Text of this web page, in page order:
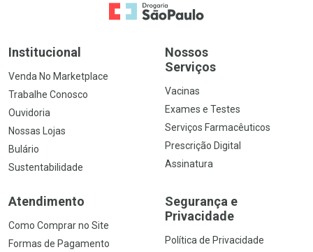
Ir para a Home
Institucional
Venda No Marketplace
Trabalhe Conosco
Ouvidoria
Nossas Lojas
Bulário
Sustentabilidade
Nossos
Serviços
Vacinas
Exames e Testes
Serviços Farmacêuticos
Prescrição Digital
Assinatura
Atendimento
Como Comprar no Site
Formas de Pagamento
Segurança e
Privacidade
Política de Privacidade